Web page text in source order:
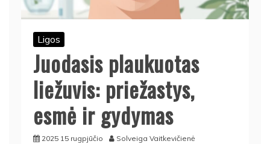
Ligos
Juodasis plaukuotas
liežuvis: priežastys,
esmė ir gydymas
2025 15 rugpjūčio Solveiga Vaitkevičienė